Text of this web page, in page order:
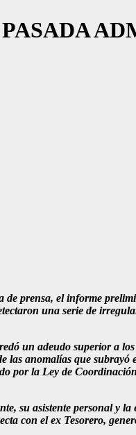
prensa, el informe
una serie de
un adeudo superior a
anomalías que subrayó
por la Ley de
su asistente personal y
con el ex Tesorero,